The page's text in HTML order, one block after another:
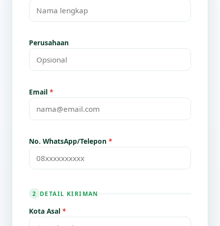
Perusahaan
Email *
No. WhatsApp/Telepon *
2 DETAIL KIRIMAN
Kota Asal *